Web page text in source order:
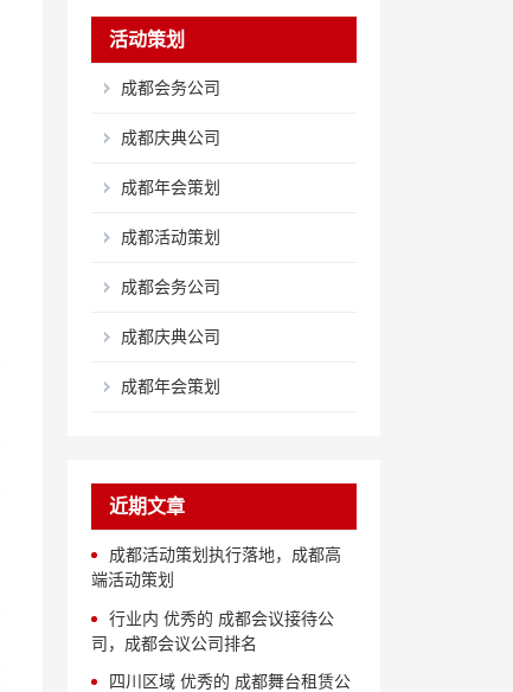
活动策划
成都会务公司
成都庆典公司
成都年会策划
成都活动策划
成都会务公司
成都庆典公司
成都年会策划
近期文章
成都活动策划执行落地，成都高
端活动策划
行业内 优秀的 成都会议接待公
司，成都会议公司排名
四川区域 优秀的 成都舞台租赁公